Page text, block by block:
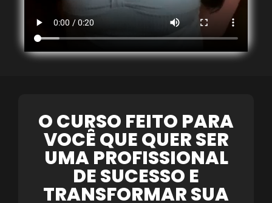
O CURSO FEITO PARA
VOCÊ QUE QUER SER
UMA PROFISSIONAL
DE SUCESSO E
TRANSFORMAR SUA